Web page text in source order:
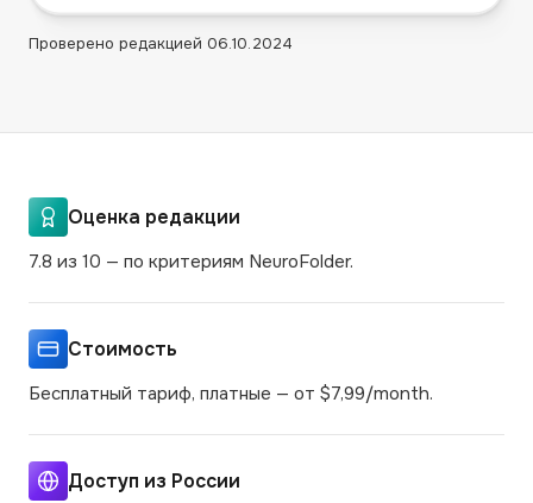
Проверено редакцией 06.10.2024
Оценка редакции
7.8 из 10 — по критериям NeuroFolder.
Стоимость
Бесплатный тариф, платные — от $7,99/month.
Доступ из России